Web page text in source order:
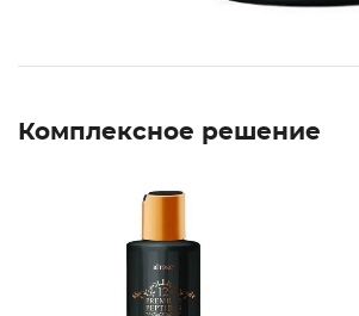
Комплексное решение